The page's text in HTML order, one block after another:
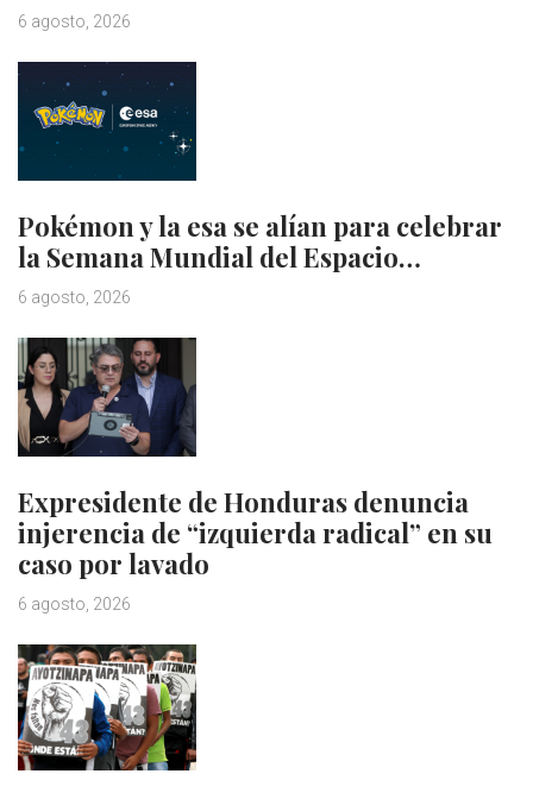
6 agosto, 2026
Pokémon y la esa se alían para celebrar
la Semana Mundial del Espacio…
6 agosto, 2026
Expresidente de Honduras denuncia
injerencia de “izquierda radical” en su
caso por lavado
6 agosto, 2026